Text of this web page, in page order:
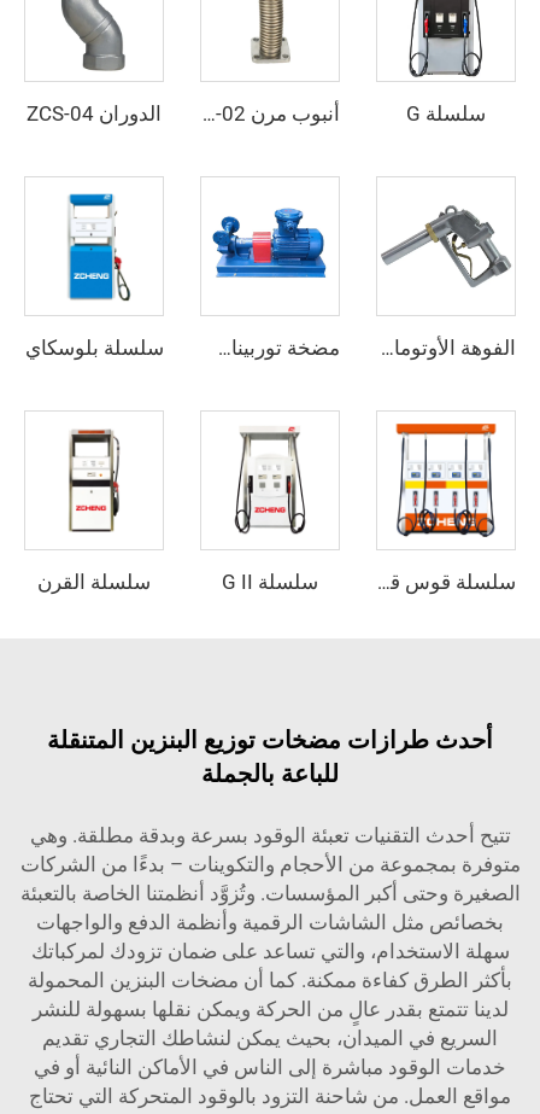
سلسلة G أنبوب مرن ZCFP-02 الدوران ZCS-04
الفوهة الأوتوماتيكية ZCN-38 مضخة توربينات الغاز المسال سلسلة بلوسكاي
سلسلة قوس قزح سلسلة G II سلسلة القرن
أحدث طرازات مضخات توزيع البنزين المتنقلة
للباعة بالجملة
تتيح أحدث التقنيات تعبئة الوقود بسرعة وبدقة مطلقة. وهي
متوفرة بمجموعة من الأحجام والتكوينات – بدءًا من الشركات
الصغيرة وحتى أكبر المؤسسات. وتُزوَّد أنظمتنا الخاصة بالتعبئة
بخصائص مثل الشاشات الرقمية وأنظمة الدفع والواجهات
سهلة الاستخدام، والتي تساعد على ضمان تزودك لمركباتك
بأكثر الطرق كفاءة ممكنة. كما أن مضخات البنزين المحمولة
لدينا تتمتع بقدر عالٍ من الحركة ويمكن نقلها بسهولة للنشر
السريع في الميدان، بحيث يمكن لنشاطك التجاري تقديم
خدمات الوقود مباشرة إلى الناس في الأماكن النائية أو في
مواقع العمل. من شاحنة التزود بالوقود المتحركة التي تحتاج